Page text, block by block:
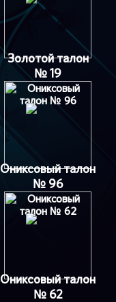
Золотой талон
№ 19
Ониксовый талон
№ 96
Ониксовый талон
№ 62